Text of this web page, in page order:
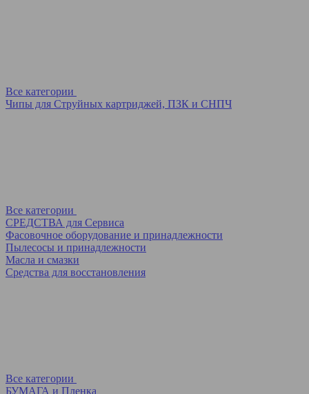
Все категории
Чипы для Струйных картриджей, ПЗК и СНПЧ
Все категории
СРЕДСТВА для Сервиса
Фасовочное оборудование и принадлежности
Пылесосы и принадлежности
Масла и смазки
Средства для восстановления
Все категории
БУМАГА и Пленка